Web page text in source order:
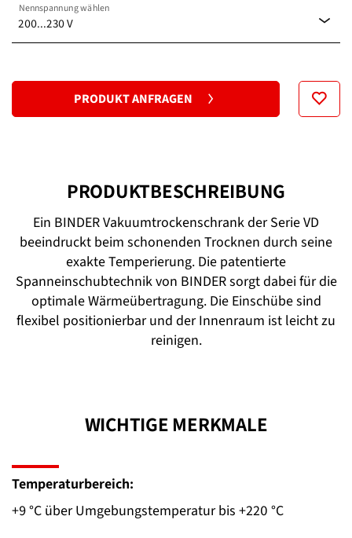
Standard
200...230 V
Nennspannung wählen
PRODUKT ANFRAGEN
PRODUKTBESCHREIBUNG
Ein BINDER Vakuumtrockenschrank der Serie VD
beeindruckt beim schonenden Trocknen durch seine
exakte Temperierung. Die patentierte
Spanneinschubtechnik von BINDER sorgt dabei für die
optimale Wärmeübertragung. Die Einschübe sind
flexibel positionierbar und der Innenraum ist leicht zu
reinigen.
WICHTIGE MERKMALE
Temperaturbereich:
+9 °C über Umgebungstemperatur bis +220 °C